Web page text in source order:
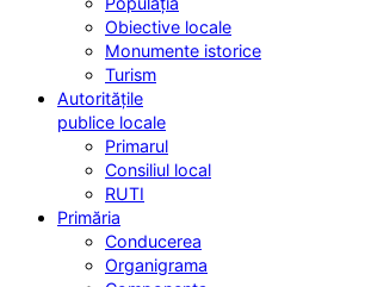
Obiective locale
Monumente istorice
Turism
Autoritățile
publice locale
Primarul
Consiliul local
RUTI
Primăria
Conducerea
Organigrama